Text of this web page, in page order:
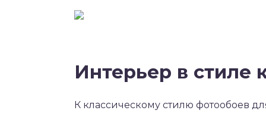
Интерьер в стиле
К классическому стилю фотообоев